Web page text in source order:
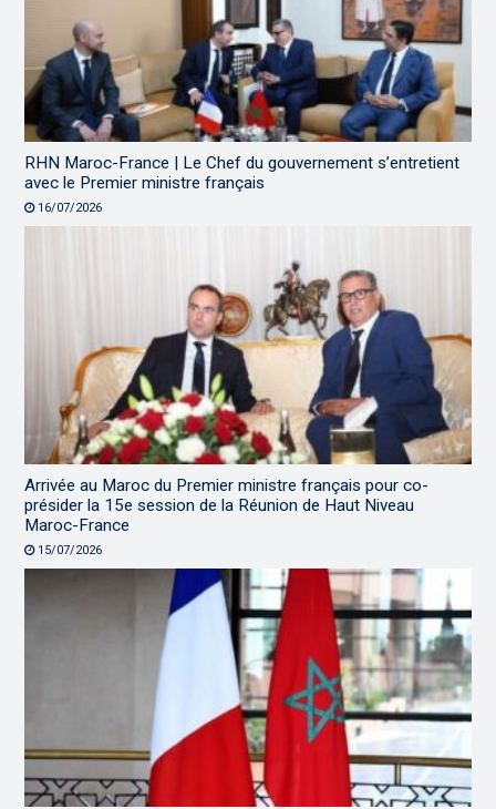
RHN Maroc-France | Le Chef du gouvernement s’entretient
avec le Premier ministre français
16/07/2026
Arrivée au Maroc du Premier ministre français pour co-
présider la 15e session de la Réunion de Haut Niveau
Maroc-France
15/07/2026